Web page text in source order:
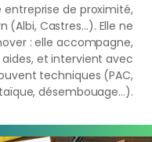
entreprise de proximité,
(Albi, Castres…). Elle ne
: elle accompagne,
et intervient avec
techniques (PAC,
désembouage…).